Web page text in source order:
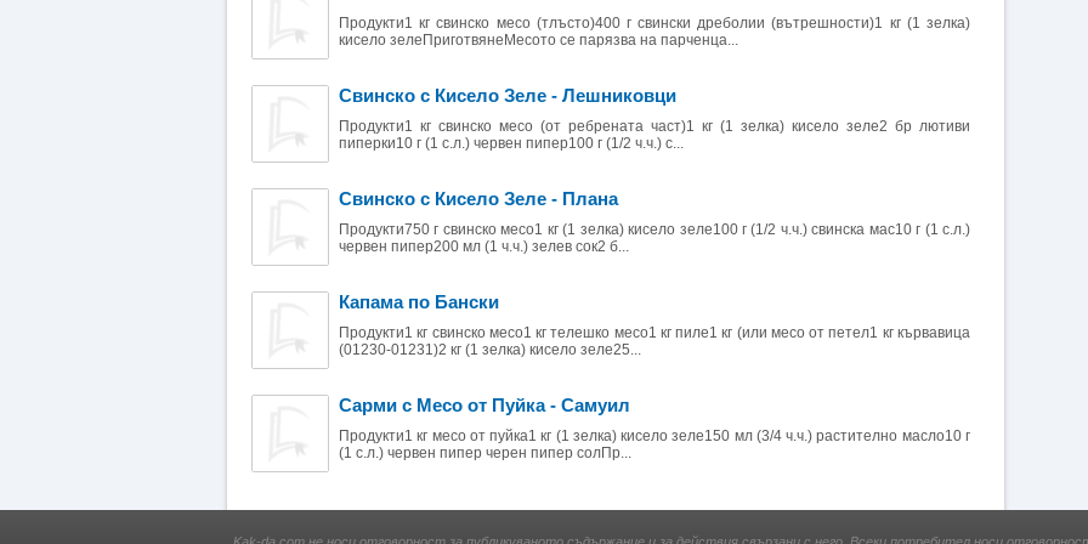
Продукти1 кг свинско месо (тлъсто)400 г свински дреболии (вътрешности)1 кг (1 зелка)
кисело зелеПриготвянеМесото се парязва на парченца...
Свинско с Кисело Зеле - Лешниковци
Продукти1 кг свинско месо (от ребрената част)1 кг (1 зелка) кисело зеле2 бр лютиви
пиперки10 г (1 с.л.) червен пипер100 г (1/2 ч.ч.) с...
Свинско с Кисело Зеле - Плана
Продукти750 г свинско месо1 кг (1 зелка) кисело зеле100 г (1/2 ч.ч.) свинска мас10 г (1 с.л.)
червен пипер200 мл (1 ч.ч.) зелев сок2 б...
Капама по Бански
Продукти1 кг свинско месо1 кг телешко месо1 кг пиле1 кг (или месо от петел1 кг кървавица
(01230-01231)2 кг (1 зелка) кисело зеле25...
Сарми с Месо от Пуйка - Самуил
Продукти1 кг месо от пуйка1 кг (1 зелка) кисело зеле150 мл (3/4 ч.ч.) растително масло10 г
(1 с.л.) червен пипер черен пипер солПр...